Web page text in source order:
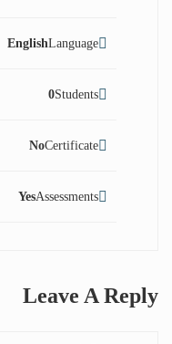
Language
English
Students
0
Certificate
No
Assessments
Yes
Leave A Reply